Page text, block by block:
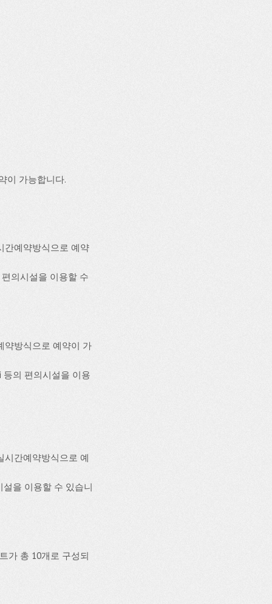
이 가능합니다.
간예약방식으로 예약
의시설을 이용할 수
약방식으로 예약이 가
등의 편의시설을 이용
시간예약방식으로 예
설을 이용할 수 있습니
가 총 10개로 구성되